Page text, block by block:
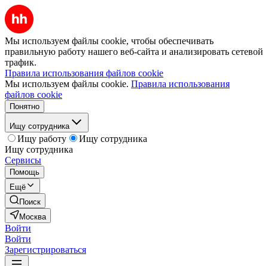
Мы используем файлы cookie, чтобы обеспечивать
правильную работу нашего веб-сайта и анализировать сетевой
трафик.
Правила использования файлов cookie
Мы используем файлы cookie. Правила использования
файлов cookie
Понятно
Ищу сотрудника
Ищу работу
Ищу сотрудника
Ищу сотрудника
Сервисы
Помощь
Ещё
Поиск
Москва
Войти
Войти
Зарегистрироваться